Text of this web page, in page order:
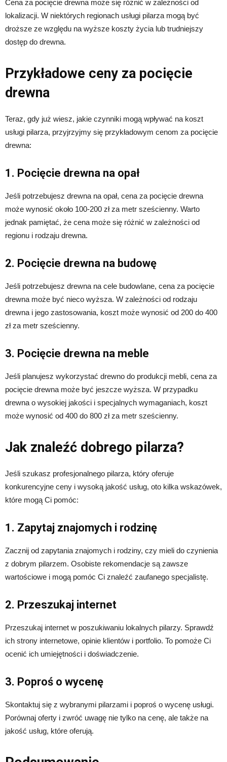
Cena za pocięcie drewna może się różnić w zależności od
lokalizacji. W niektórych regionach usługi pilarza mogą być
droższe ze względu na wyższe koszty życia lub trudniejszy
dostęp do drewna.
Przykładowe ceny za pocięcie
drewna
Teraz, gdy już wiesz, jakie czynniki mogą wpływać na koszt
usługi pilarza, przyjrzyjmy się przykładowym cenom za pocięcie
drewna:
1. Pocięcie drewna na opał
Jeśli potrzebujesz drewna na opał, cena za pocięcie drewna
może wynosić około 100-200 zł za metr sześcienny. Warto
jednak pamiętać, że cena może się różnić w zależności od
regionu i rodzaju drewna.
2. Pocięcie drewna na budowę
Jeśli potrzebujesz drewna na cele budowlane, cena za pocięcie
drewna może być nieco wyższa. W zależności od rodzaju
drewna i jego zastosowania, koszt może wynosić od 200 do 400
zł za metr sześcienny.
3. Pocięcie drewna na meble
Jeśli planujesz wykorzystać drewno do produkcji mebli, cena za
pocięcie drewna może być jeszcze wyższa. W przypadku
drewna o wysokiej jakości i specjalnych wymaganiach, koszt
może wynosić od 400 do 800 zł za metr sześcienny.
Jak znaleźć dobrego pilarza?
Jeśli szukasz profesjonalnego pilarza, który oferuje
konkurencyjne ceny i wysoką jakość usług, oto kilka wskazówek,
które mogą Ci pomóc:
1. Zapytaj znajomych i rodzinę
Zacznij od zapytania znajomych i rodziny, czy mieli do czynienia
z dobrym pilarzem. Osobiste rekomendacje są zawsze
wartościowe i mogą pomóc Ci znaleźć zaufanego specjalistę.
2. Przeszukaj internet
Przeszukaj internet w poszukiwaniu lokalnych pilarzy. Sprawdź
ich strony internetowe, opinie klientów i portfolio. To pomoże Ci
ocenić ich umiejętności i doświadczenie.
3. Poproś o wycenę
Skontaktuj się z wybranymi pilarzami i poproś o wycenę usługi.
Porównaj oferty i zwróć uwagę nie tylko na cenę, ale także na
jakość usług, które oferują.